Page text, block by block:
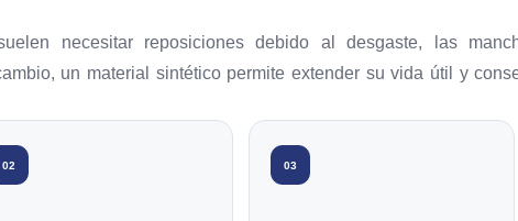
necesitar reposiciones debido al desgaste, las
un material sintético permite extender su vida útil y
02 03